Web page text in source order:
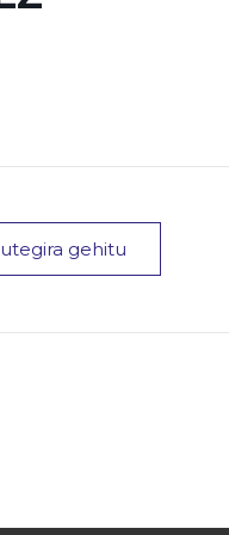
gehitu